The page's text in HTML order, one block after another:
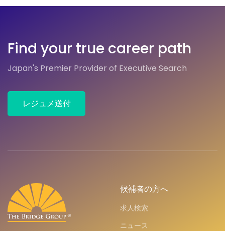
Find your true career path
Japan's Premier Provider of Executive Search
レジュメ送付
候補者の方へ
求人検索
ニュース